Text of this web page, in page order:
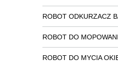
ROBOT ODKURZACZ
ROBOT DO
ROBOT DO MYCIA